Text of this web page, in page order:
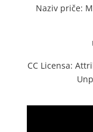
Naziv priče:
CC Licensa: